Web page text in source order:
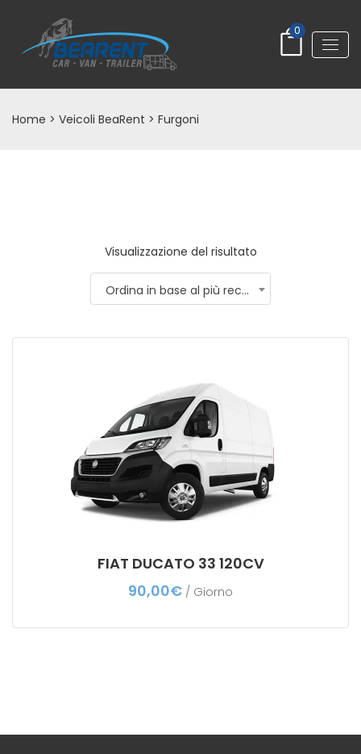
0
Home > Veicoli BeaRent > Furgoni
Visualizzazione del risultato
Ordina in base al più recente
FIAT DUCATO 33 120CV
90,00€ / Giorno